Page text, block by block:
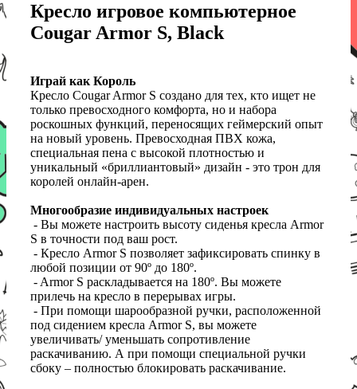
Кресло игровое компьютерное
Cougar Armor S, Black
Играй как Король
Кресло Cougar Armor S создано для тех, кто ищет не
только превосходного комфорта, но и набора
роскошных функций, переносящих геймерский опыт
на новый уровень. Превосходная ПВХ кожа,
специальная пена с высокой плотностью и
уникальный «бриллиантовый» дизайн - это трон для
королей онлайн-арен.
Многообразие индивидуальных настроек
- Вы можете настроить высоту сиденья кресла Armor
S в точности под ваш рост.
- Кресло Armor S позволяет зафиксировать спинку в
любой позиции от 90º до 180º.
- Armor S раскладывается на 180º. Вы можете
прилечь на кресло в перерывах игры.
- При помощи шарообразной ручки, расположенной
под сидением кресла Armor S, вы можете
увеличивать/ уменьшать сопротивление
раскачиванию. А при помощи специальной ручки
сбоку – полностью блокировать раскачивание.